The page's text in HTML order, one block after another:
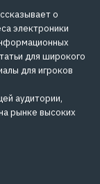
о
электроники
для широкого
для игроков
аудитории,
рынке высоких